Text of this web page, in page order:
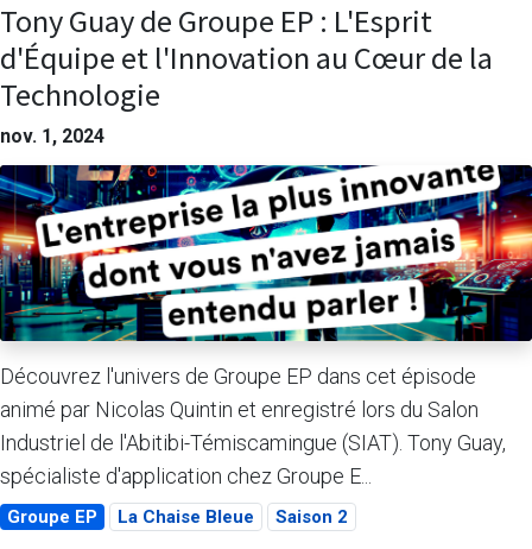
Tony Guay de Groupe EP : L'Esprit
d'Équipe et l'Innovation au Cœur de la
Technologie
nov. 1, 2024
Découvrez l'univers de Groupe EP dans cet épisode
animé par Nicolas Quintin et enregistré lors du Salon
Industriel de l'Abitibi-Témiscamingue (SIAT). Tony Guay,
spécialiste d'application chez Groupe E...
Groupe EP La Chaise Bleue Saison 2